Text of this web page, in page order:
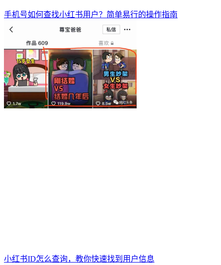
手机号如何查找小红书用户？简单易行的操作指南
小红书ID怎么查询，教你快速找到用户信息